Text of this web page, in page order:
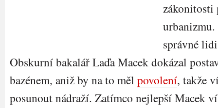
urbanizmu.
správné
Obskurní bakalář Laďa Macek dokázal
bazénem, aniž by na to měl povolení, takže
posunout nádraží. Zatímco nejlepší Macek